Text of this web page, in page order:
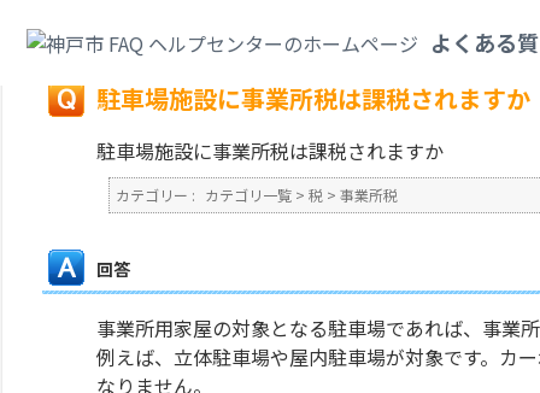
よくある
戻る
駐車場施設に事業所税は課税されますか
駐車場施設に事業所税は課税されますか
カテゴリー : カテゴリ一覧 > 税 > 事業所税
回答
事業所用家屋の対象となる駐車場であれば、事業
例えば、立体駐車場や屋内駐車場が対象です。カ
なりません。